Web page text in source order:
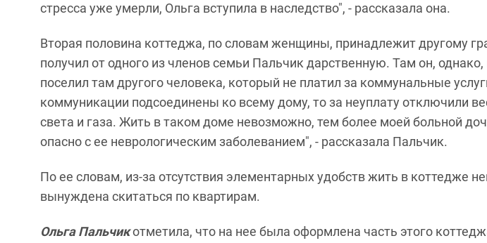
стресса уже умерли, Ольга вступила в наследство", - рассказала она.
Вторая половина коттеджа, по словам женщины, принадлежит другому
получил от одного из членов семьи Пальчик дарственную. Там он,
поселил там другого человека, который не платил за коммунальные
коммуникации подсоединены ко всему дому, то за неуплату отключили
света и газа. Жить в таком доме невозможно, тем более моей больной
опасно с ее неврологическим заболеванием", - рассказала Пальчик.
По ее словам, из-за отсутствия элементарных удобств жить в коттедже
вынуждена скитаться по квартирам.
Ольга Пальчикотметила, что на нее была оформлена часть этого